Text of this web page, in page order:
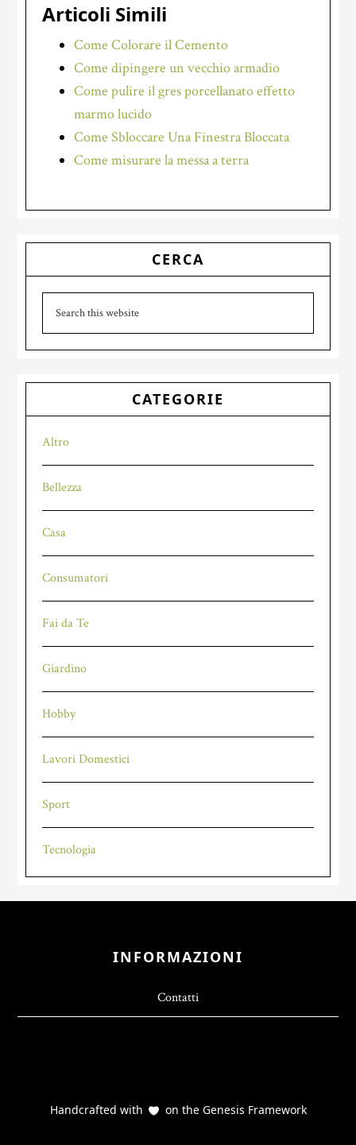
Articoli Simili
Come Colorare il Cemento
Come dipingere un vecchio armadio
Come pulire il gres porcellanato effetto
marmo lucido
Come Sbloccare Una Finestra Bloccata
Come misurare la messa a terra
Primary
Sidebar
CERCA
this
CATEGORIE
Altro
Bellezza
Casa
Consumatori
Fai da Te
Giardino
Hobby
Lavori Domestici
Sport
Tecnologia
INFORMAZIONI
Contatti
Handcrafted with on theGenesis Framework